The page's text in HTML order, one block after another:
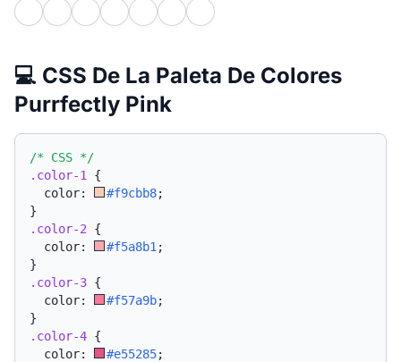
💻 CSS De La Paleta De Colores
Purrfectly Pink
/* CSS */
.color-1
{
  color:
#f9cbb8;
}
.color-2 {
  color:
#f5a8b1 ;
}
.color-3 {
  color:
#f57a9b;
}
.color-4 {
  color:
#e55285;